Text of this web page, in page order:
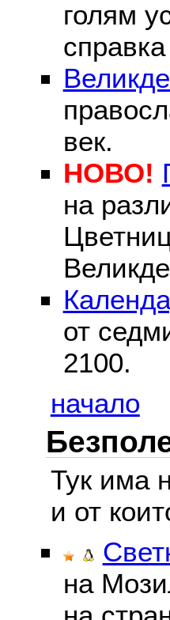
голям
век.
НОВО!
на
от
2100.
начало
Тук има
и от
на